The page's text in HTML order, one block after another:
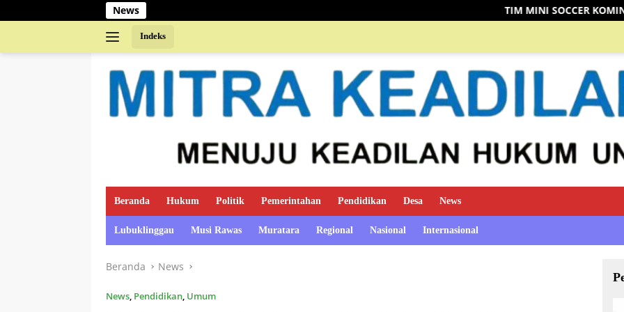
ke
News TIM MINI SOCCER KOMINFO MUSI
Indeks
Beranda Hukum Politik Pemerintahan Pendidikan Desa News
Lubuklinggau Musi Rawas Muratara Regional Nasional Internasional
Beranda News
News, Pendidikan, Umum